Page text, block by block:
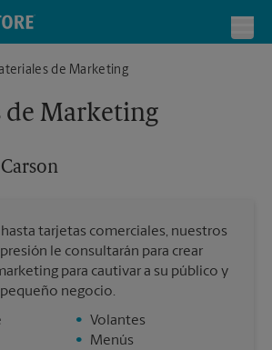
de Marketing
de Marketing
Carson
tarjetas comerciales, nuestros
le consultarán para crear
para cautivar a su público y
pequeño negocio.
•
Volantes
•
Menús